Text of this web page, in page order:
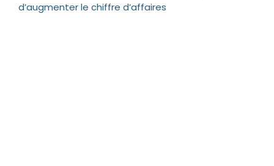
d’augmenter le chiffre d’affaires